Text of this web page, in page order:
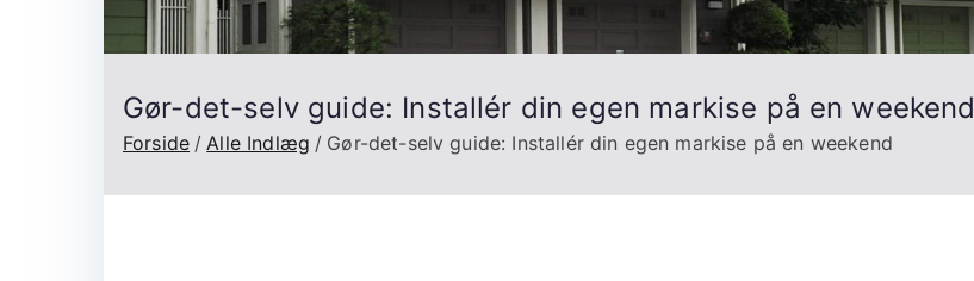
Gør-det-selv guide: Installér din egen markise på en weekend
Forside Alle Indlæg Gør-det-selv guide: Installér din egen markise på en weekend